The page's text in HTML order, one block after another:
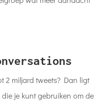
2 miljard tweets? Dan ligt
je kunt gebruiken om de